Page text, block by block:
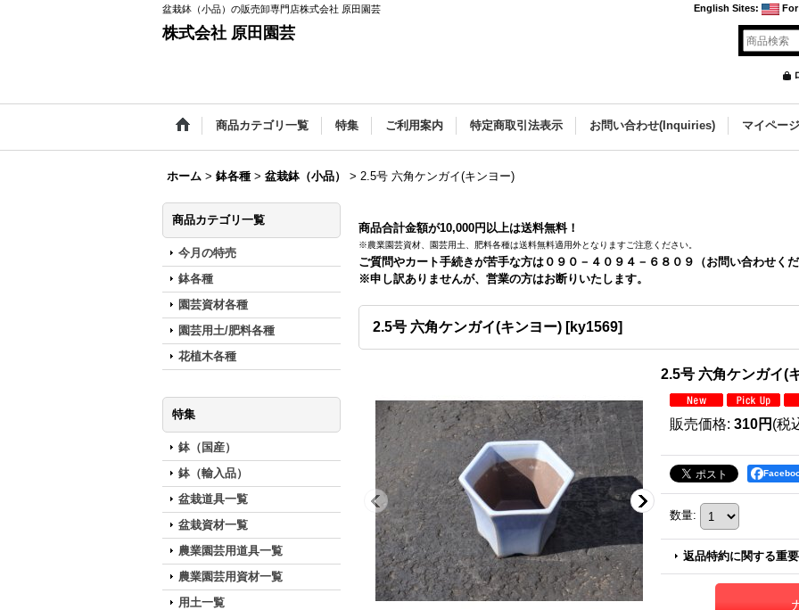
盆栽鉢（小品）の販売卸専門店株式会社 原田園芸 English Sites:
株式会社 原田園芸
商品カテゴリ一覧 特集 ご利用案内 特定商取引法表示 お問い合わせ(Inquiries) マイページ
ホーム > 鉢各種 > 盆栽鉢（小品） > 2.5号 六角ケンガイ(キンヨー)
商品カテゴリ一覧
今月の特売
鉢各種
園芸資材各種
園芸用土/肥料各種
花植木各種
特集
鉢（国産）
鉢（輸入品）
盆栽道具一覧
盆栽資材一覧
農業園芸用道具一覧
農業園芸用資材一覧
用土一覧
商品合計金額が10,000円以上は送料無料！
※農業園芸資材、園芸用土、肥料各種は送料無料適用外となりますご注意ください。
ご質問やカート手続きが苦手な方は０９０－４０９４－６８０９（お問い合わせく
※申し訳ありませんが、営業の方はお断りいたします。
2.5号 六角ケンガイ(キンヨー) [ky1569]
2.5号 六角ケンガイ(
販売価格: 310円 (税
数量:
返品特約に関する重